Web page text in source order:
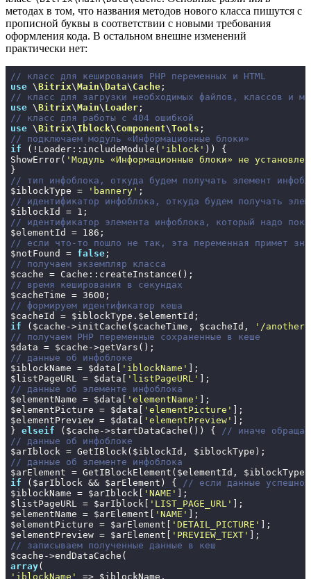
методах в том, что названия методов нового класса пишутся с
прописной буквы в соответствии с новыми требования
оформления кода. В остальном внешне изменений
практически нет:
// класс для кеширования PHP переменных и HTML
use \Bitrix\Main\Data\ Cache
// класс для загрузки необходимых файлов, классов и
use \Bitrix\Main\ Loader
// класс для работы с 404 ошибкой
use \Bitrix\ Iblock\ Component\Tools
// подключаем модуль «Информационные блоки»
if (!Loader::includeModule( 'iblock' )) {
ShowError( 'Модуль «Информационные блоки» не
// тип инфоблока, откуда будем получать элемент
$iblockType =
'bannery'
// идентификатор инфоблока, откуда будем получать
$iblockId = 1
// идентификатор элемента инфоблока, который надо
$elementId = 186
// если что-то пошло не так, эта переменная примет
$notFound = false
// получаем экземпляр класса
// время кеширования в секундах
$cacheTime = 3600
// формируем идентификатор кеша
if ($cache->initCache($cacheTime, $cacheId,
'/
// получаем PHP переменные сохраненные в кеше
// данные об инфоблоке
$iblockName = $data[ 'iblockName' ];
$listPageURL = $data[ 'listPageURL'
// данные об элементе инфоблока
$elementName = $data[ 'elementName' ];
$elementPicture = $data[ 'elementPicture' ];
$elementPreview = $data[ 'elementPreview' ];
} elseif ($cache->startDataCache()) {
// иначе
// данные об инфоблоке
// данные об элементе инфоблока
if ($arIblock && $arElement) {
// если данные успешно
$iblockName = $arIblock[ 'NAME' ];
$listPageURL = $arIblock[ 'LIST_PAGE_URL' ];
$elementName = $arElement[ 'NAME' ];
$elementPicture = $arElement[ 'DETAIL_PICTURE' ];
$elementPreview = $arElement[ 'PREVIEW_TEXT'
// записываем полученные данные в кеш
array
'iblockName'